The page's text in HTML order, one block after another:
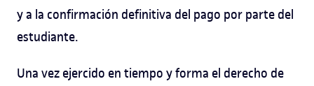
y a la confirmación definitiva del pago por parte del
estudiante.
Una vez ejercido en tiempo y forma el derecho de